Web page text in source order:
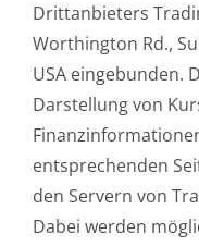
Drittanbieters
Worthington Rd.,
USA eingebunden.
Darstellung von
entsprechenden
den Servern von
Dabei werden